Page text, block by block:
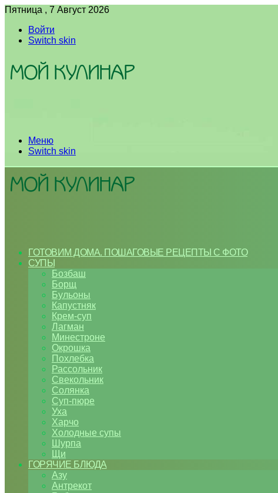
Пятница , 7 Август 2026
Войти
Switch skin
Меню
Switch skin
ГОТОВИМ ДОМА. ПОШАГОВЫЕ РЕЦЕПТЫ С ФОТО
СУПЫ
Бозбаш
Борщ
Бульоны
Капустняк
Крем-суп
Лагман
Минестроне
Окрошка
Похлебка
Рассольник
Свекольник
Солянка
Суп-пюре
Уха
Харчо
Холодные супы
Шурпа
Щи
ГОРЯЧИЕ БЛЮДА
Азу
Антрекот